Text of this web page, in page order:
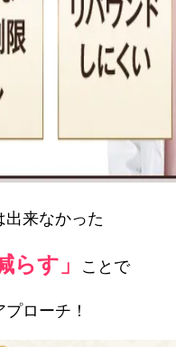
出来なかった
らす」 ことで
ローチ！